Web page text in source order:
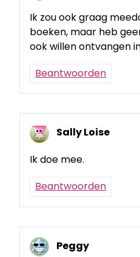
Ik zou ook graag
boeken, maar heb
ook willen ontvangen
Beantwoorden
Sally Loise
Ik doe mee.
Beantwoorden
Peggy